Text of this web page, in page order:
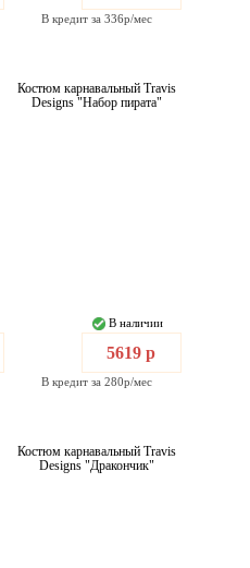
В кредит за 336р/мес
Костюм карнавальный Travis
Designs "Набор пирата"
В наличии
5619 р
В кредит за 280р/мес
Костюм карнавальный Travis
Designs "Дракончик"